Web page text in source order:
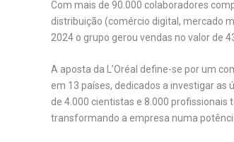
Com mais de 90.000 colaboradores
distribuição (comércio digital, mercado
2024 o grupo gerou vendas no valor de
A aposta da L’Oréal define-se por um
em 13 países, dedicados a investigar
de 4.000 cientistas e 8.000
transformando a empresa numa